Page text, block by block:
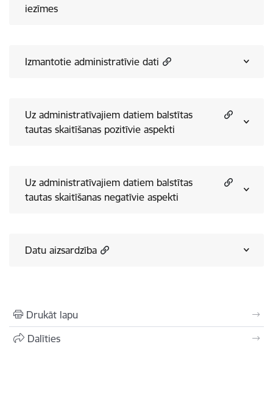
iezīmes
Izmantotie administratīvie dati
Uz administratīvajiem datiem balstītas
tautas skaitīšanas pozitīvie aspekti
Uz administratīvajiem datiem balstītas
tautas skaitīšanas negatīvie aspekti
Datu aizsardzība
Drukāt lapu
Dalīties